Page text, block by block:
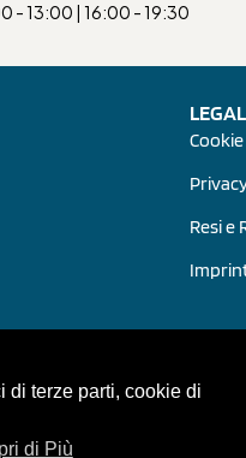
di terze parti, cookie di
di Più
- 13:00 | 16:00 - 19:30
LEGAL
Resi e